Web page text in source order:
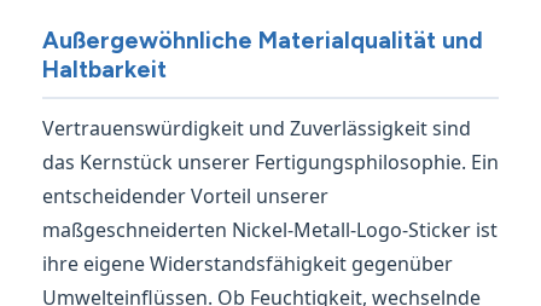
Außergewöhnliche Materialqualität und
Haltbarkeit
Vertrauenswürdigkeit und Zuverlässigkeit sind
das Kernstück unserer Fertigungsphilosophie. Ein
entscheidender Vorteil unserer
maßgeschneiderten Nickel-Metall-Logo-Sticker ist
ihre eigene Widerstandsfähigkeit gegenüber
Umwelteinflüssen. Ob Feuchtigkeit, wechselnde